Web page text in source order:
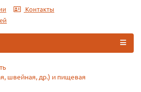
Контакты
швейная, др.) и пищевая